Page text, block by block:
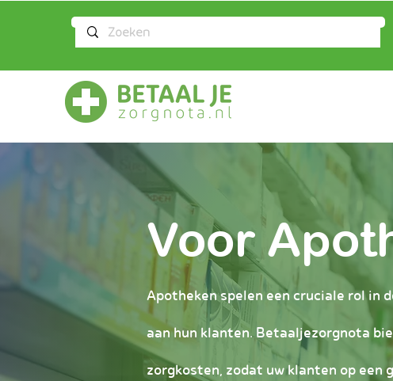
Voor
Apotheken spelen een cruciale rol in
aan hun klanten. Betaaljezorgnota
zorgkosten, zodat uw klanten op een